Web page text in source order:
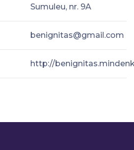
Sumuleu, nr. 9A
benignitas@gmail.com
http://